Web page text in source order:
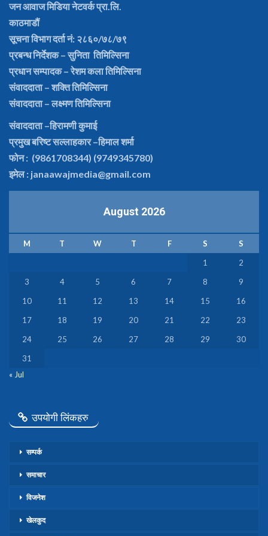
जन आवाज मिडिया नेटवर्क प्रा.लि.
काठमाडौं
सूचना विभाग दर्ता नं: २८६०/७८/७९
प्रबन्ध निर्देशक– सुनिता तिमिल्सिना
प्रधान सम्पादक– रेशम कला तिमिल्सिना
संवाददाता– शक्ति तिमिल्सिना
संवाददाता– लक्ष्मण तिमिल्सिना
संवाददाता –हिरामणी कुमाई
प्रमुख बरिष्ट सल्लाहकार–हिमाल शर्मा
फोन : (9861708344) (9749345780)
इमेल : janaawajmedia@gmail.com
August 2026
M T W T F S
S
1
2
3
4 5 6 7 8
9
10
11 12 13 14 15
16
17
18 19 20 21 22
23
24
25 26 27 28 29
30
31
« Jul
उपयोगी लिंकहरु
सम्पर्क
समाचार
विजनेश
खेलकुद